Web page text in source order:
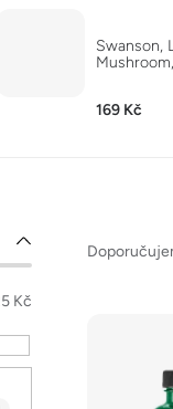
Swanson,
169 Kč
Kč
a